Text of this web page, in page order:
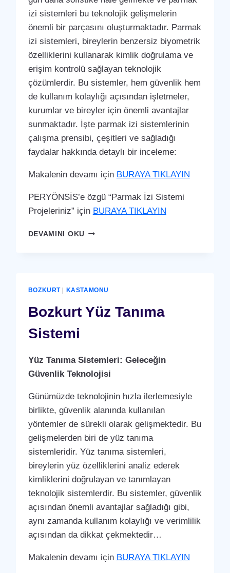
izi sistemleri bu teknolojik gelişmelerin
önemli bir parçasını oluşturmaktadır. Parmak
izi sistemleri, bireylerin benzersiz biyometrik
özelliklerini kullanarak kimlik doğrulama ve
erişim kontrolü sağlayan teknolojik
çözümlerdir. Bu sistemler, hem güvenlik hem
de kullanım kolaylığı açısından işletmeler,
kurumlar ve bireyler için önemli avantajlar
sunmaktadır. İşte parmak izi sistemlerinin
çalışma prensibi, çeşitleri ve sağladığı
faydalar hakkında detaylı bir inceleme:
Makalenin devamı için BURAYA TIKLAYIN
PERYÖNSİS’e özgü “Parmak İzi Sistemi
Projeleriniz” için BURAYA TIKLAYIN
DEVAMINI OKUBOZKURT
BOZKURT| KASTAMONU
Bozkurt Yüz Tanıma
Sistemi
Yüz Tanıma Sistemleri: Geleceğin
Güvenlik Teknolojisi
Günümüzde teknolojinin hızla ilerlemesiyle
birlikte, güvenlik alanında kullanılan
yöntemler de sürekli olarak gelişmektedir. Bu
gelişmelerden biri de yüz tanıma
sistemleridir. Yüz tanıma sistemleri,
bireylerin yüz özelliklerini analiz ederek
kimliklerini doğrulayan ve tanımlayan
teknolojik sistemlerdir. Bu sistemler, güvenlik
açısından önemli avantajlar sağladığı gibi,
aynı zamanda kullanım kolaylığı ve verimlilik
açısından da dikkat çekmektedir…
Makalenin devamı için BURAYA TIKLAYIN